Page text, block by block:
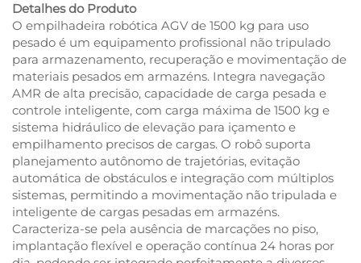
Detalhes do Produto
O empilhadeira robótica AGV de 1500 kg para uso
pesado é um equipamento profissional não tripulado
para armazenamento, recuperação e movimentação de
materiais pesados em armazéns. Integra navegação
AMR de alta precisão, capacidade de carga pesada e
controle inteligente, com carga máxima de 1500 kg e
sistema hidráulico de elevação para içamento e
empilhamento precisos de cargas. O robô suporta
planejamento autônomo de trajetórias, evitação
automática de obstáculos e integração com múltiplos
sistemas, permitindo a movimentação não tripulada e
inteligente de cargas pesadas em armazéns.
Caracteriza-se pela ausência de marcações no piso,
implantação flexível e operação contínua 24 horas por